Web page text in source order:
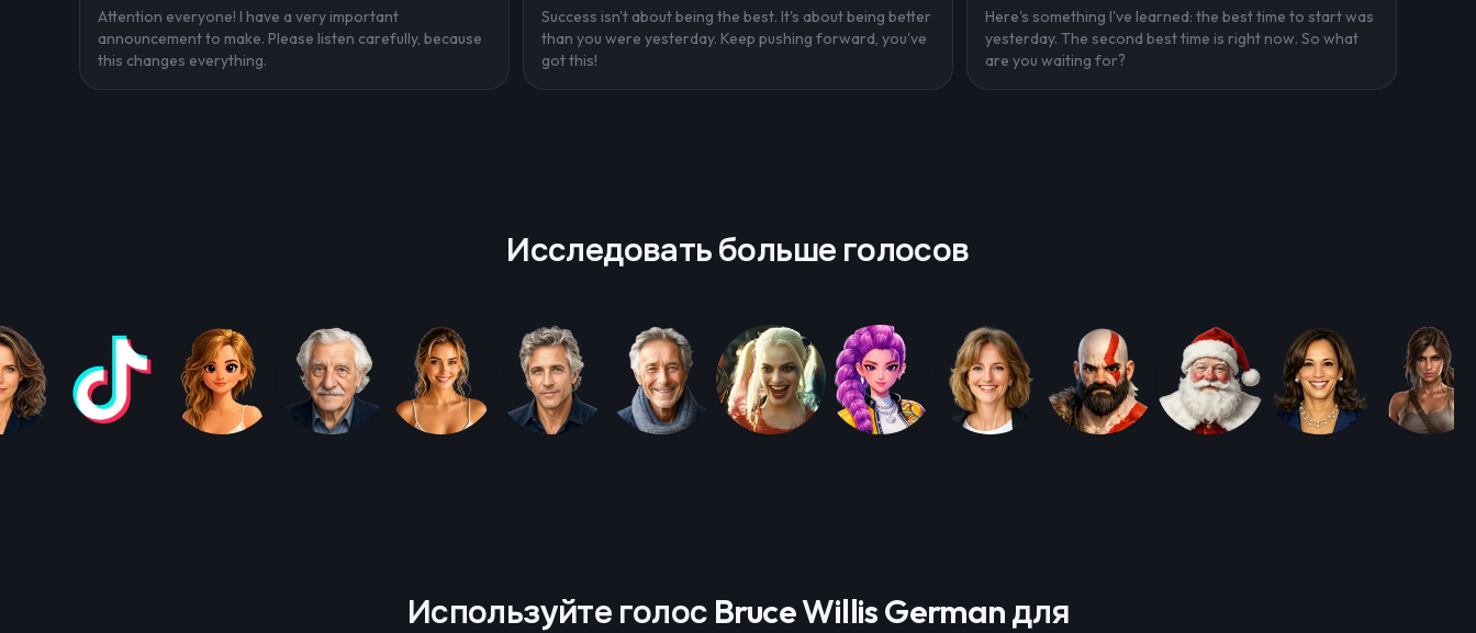
Attention everyone! I have a very important
announcement to make. Please listen carefully, because
this changes everything.
Success isn't about being the best. It's about being better
than you were yesterday. Keep pushing forward, you've
got this!
Here's something I've learned: the best time to start was
yesterday. The second best time is right now. So what
are you waiting for?
Исследовать больше голосов
Используйте голос Bruce Willis German для